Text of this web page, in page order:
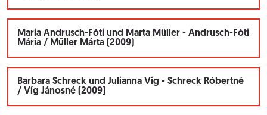
Maria Andrusch-Fóti und Marta Müller - Andrusch-Fóti
Mária / Müller Márta (2009)
Barbara Schreck und Julianna Víg - Schreck Róbertné
/ Víg Jánosné (2009)